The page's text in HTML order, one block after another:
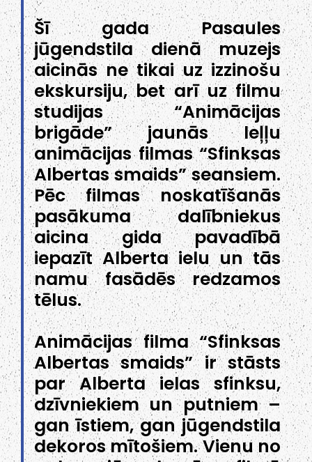
Šī gada Pasaules
jūgendstila dienā muzejs
aicinās ne tikai uz izzinošu
ekskursiju, bet arī uz filmu
studijas “Animācijas
brigāde” jaunās leļļu
animācijas filmas “Sfinksas
Albertas smaids” seansiem.
Pēc filmas noskatīšanās
pasākuma dalībniekus
aicina gida pavadībā
iepazīt Alberta ielu un tās
namu fasādēs redzamos
tēlus.
Animācijas filma “Sfinksas
Albertas smaids” ir stāsts
par Alberta ielas sfinksu,
dzīvniekiem un putniem –
gan īstiem, gan jūgendstila
dekoros mītošiem. Vienu no